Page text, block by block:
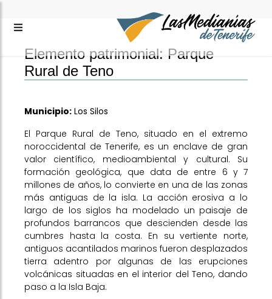
Elemento patrimonial: Parque
Rural de Teno
Municipio: Los Silos
El Parque Rural de Teno, situado en el extremo
noroccidental de Tenerife, es un enclave de gran
valor científico, medioambiental y cultural. Su
formación geológica, que data de entre 6 y 7
millones de años, lo convierte en una de las zonas
más antiguas de la isla. La acción erosiva a lo
largo de los siglos ha modelado un paisaje de
profundos barrancos que descienden desde las
cumbres hasta la costa. En su vertiente norte,
antiguos acantilados marinos fueron desplazados
tierra adentro por algunas de las erupciones
volcánicas situadas en el interior del Teno, dando
paso a la Isla Baja.